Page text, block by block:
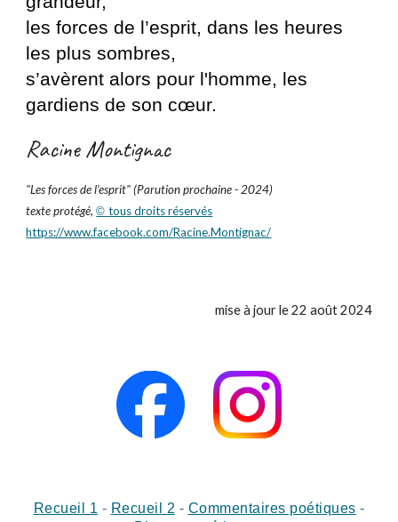
les forces de l’esprit, dans les heures
les plus sombres,
s’avèrent alors pour l'homme, les
gardiens de son cœur.
Racine Montignac
"Les forces de l’esprit" (Parution prochaine - 2024)
texte protégé,©tous droits réservés
https://www.facebook.com/Racine.Montignac/
mise à jour le 22 août 2024
Recueil 1 - Recueil 2 - Commentaires poétiques -